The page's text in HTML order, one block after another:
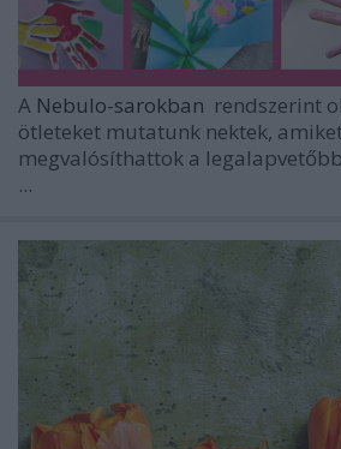
A Nebulo-sarokban rendszerint
ötleteket mutatunk nektek,
megvalósíthattok a
...